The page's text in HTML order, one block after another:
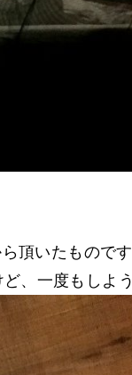
頂いたものです
、一度もしよ